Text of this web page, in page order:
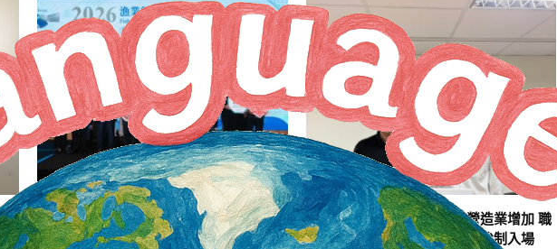
漁業勞動人權論壇 匯集國際實務經驗 聚
焦公平招募、盡職調查 完善法規制度
全產業重大職災死亡降2成 營造業增加 職
安卡已發32萬張 明年7月全面強制入場